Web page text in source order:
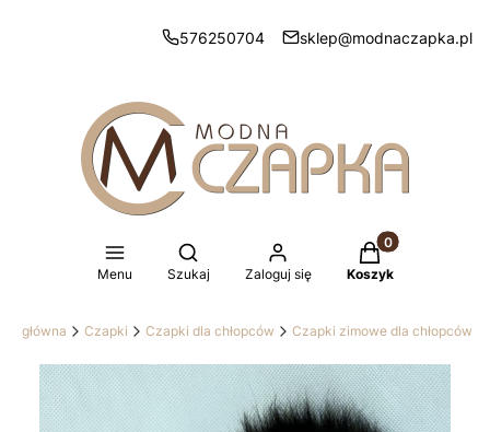
576250704 sklep@modnaczapka.pl
Menu
Otwórz wyszukiwarkę
Szukaj Zaloguj się
Produkty w
Koszyk
główna Czapki Czapki dla chłopców Czapki zimowe dla chłopców